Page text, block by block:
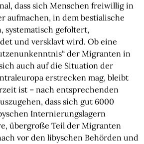
dass sich Menschen freiwillig in
aufmachen, in dem bestialische
systematisch gefoltert,
und versklavt wird. Ob eine
der Migranten in
auch auf die Situation der
erstrecken mag, bleibt
ist – nach entsprechenden
dass sich gut 6000
Internierungslagern
übergroße Teil der Migranten
vor den libyschen Behörden und